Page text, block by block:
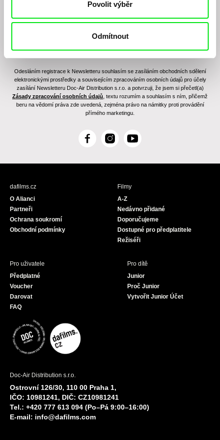
Povolit výběr
Odmítnout
Odesláním registrace k Newsletteru souhlasím se zasíláním obchodních sdělení
elektronickými prostředky a souvisejícím zpracováním osobních údajů pro účely
zasílání Newsletteru Doc-Air Distribution s.r.o. a potvrzuji, že jsem si přečetl(a)
Zásady zpracování osobních údajů , textu rozumím a souhlasím s ním, přičemž
beru na vědomí práva zde uvedená, zejména právo na námitky proti provádění
přímého marketingu.
F
c
I
s
Y
u
dafilms.cz
O Alianci
Partneři
Ochrana soukromí
Obchodní podmínky
Filmy
A-Z
Nedávno přidané
Doporučujeme
Dostupné pro předplatitele
Režiséři
Pro uživatele
Předplatné
Voucher
Darovat
FAQ
Pro dítě
Junior
Proč Junior
Vytvořit Junior Účet
Doc-Air Distribution s.r.o.
Ostrovní 126/30, 110 00 Praha 1,
IČO: 10981241, DIČ: CZ10981241
Tel.: +420 777 613 094 (Po–Pá 9:00–16:00)
E-mail: info@dafilms.com